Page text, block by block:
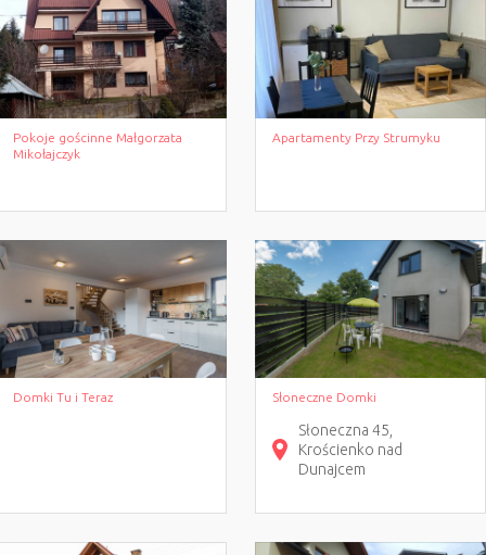
Pokoje gościnne Małgorzata
Mikołajczyk
Apartamenty Przy Strumyku
Domki Tu i Teraz Słoneczne Domki
Słoneczna 45
Krościenko nad
Dunajcem